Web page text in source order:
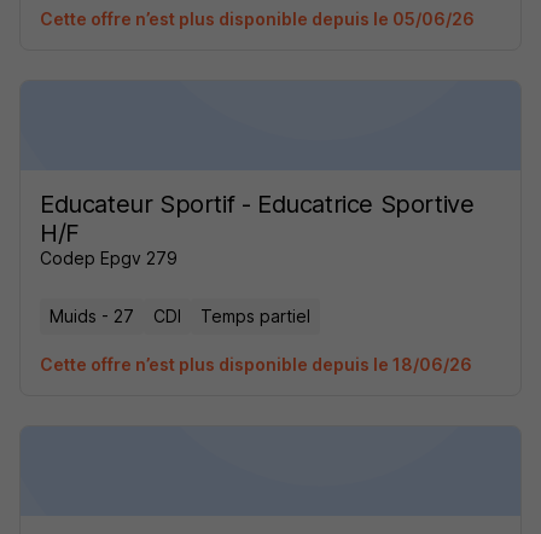
Cette offre n’est plus disponible depuis le 05/06/26
Educateur Sportif - Educatrice Sportive
H/F
Codep Epgv 279
Muids - 27 CDI Temps partiel
Cette offre n’est plus disponible depuis le 18/06/26